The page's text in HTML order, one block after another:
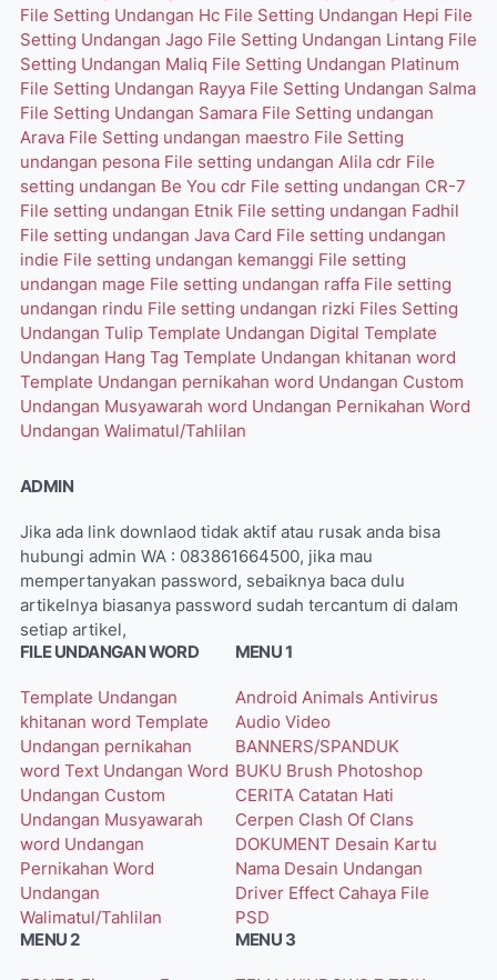
File Setting Undangan Hc File Setting Undangan Hepi File
Setting Undangan Jago File Setting Undangan Lintang File
Setting Undangan Maliq File Setting Undangan Platinum
File Setting Undangan Rayya File Setting Undangan Salma
File Setting Undangan Samara File Setting undangan
Arava File Setting undangan maestro File Setting
undangan pesona File setting undangan Alila cdr File
setting undangan Be You cdr File setting undangan CR-7
File setting undangan Etnik File setting undangan Fadhil
File setting undangan Java Card File setting undangan
indie File setting undangan kemanggi File setting
undangan mage File setting undangan raffa File setting
undangan rindu File setting undangan rizki Files Setting
Undangan Tulip Template Undangan Digital Template
Undangan Hang Tag Template Undangan khitanan word
Template Undangan pernikahan word Undangan Custom
Undangan Musyawarah word Undangan Pernikahan Word
Undangan Walimatul/Tahlilan
ADMIN
Jika ada link downlaod tidak aktif atau rusak anda bisa
hubungi admin WA : 083861664500, jika mau
mempertanyakan password, sebaiknya baca dulu
artikelnya biasanya password sudah tercantum di dalam
setiap artikel,
FILE UNDANGAN WORD
Template Undangan
khitanan word Template
Undangan pernikahan
word Text Undangan Word
Undangan Custom
Undangan Musyawarah
word Undangan
Pernikahan Word
Undangan
Walimatul/Tahlilan
MENU 1
Android Animals Antivirus
Audio Video
BANNERS/SPANDUK
BUKU Brush Photoshop
CERITA Catatan Hati
Cerpen Clash Of Clans
DOKUMENT Desain Kartu
Nama Desain Undangan
Driver Effect Cahaya File
PSD
MENU 2
MENU 3